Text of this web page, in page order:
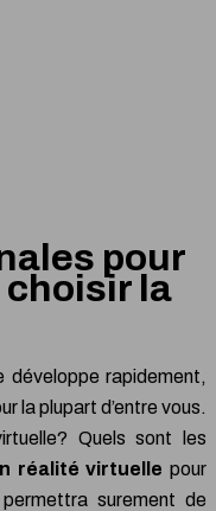
pour
la
rapidement,
la plupart d’entre vous.
Quels sont les
réalité virtuelle pour
surement de